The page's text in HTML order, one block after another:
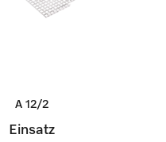
A 12/2
Einsatz